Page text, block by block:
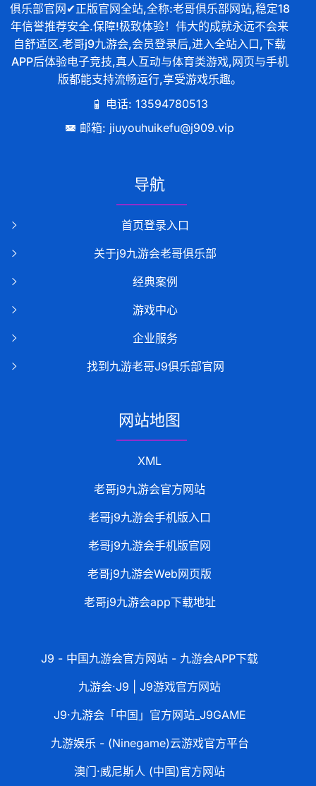
俱乐部官网✔正版官网全站,全称:老哥俱乐部网站,稳定18
年信誉推荐安全.保障!极致体验！伟大的成就永远不会来
自舒适区.老哥j9九游会,会员登录后,进入全站入口,下载
APP后体验电子竞技,真人互动与体育类游戏,网页与手机
版都能支持流畅运行,享受游戏乐趣。
电话: 13594780513
邮箱: jiuyouhuikefu@j909.vip
导航
首页登录入口
关于j9九游会老哥俱乐部
经典案例
游戏中心
企业服务
找到九游老哥J9俱乐部官网
网站地图
XML
老哥j9九游会官方网站
老哥j9九游会手机版入口
老哥j9九游会手机版官网
老哥j9九游会Web网页版
老哥j9九游会app下载地址
J9 - 中国九游会官方网站 - 九游会APP下载
九游会·J9 | J9游戏官方网站
J9·九游会「中国」官方网站_J9GAME
九游娱乐 - (Ninegame)云游戏官方平台
澳门·威尼斯人 (中国)官方网站